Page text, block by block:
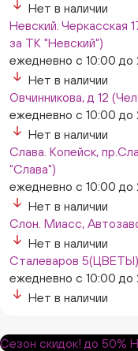
Нет в наличии
Невский. Черкасская
за ТК "Невский")
ежедневно с 10:00 до
Нет в наличии
Овчинникова, д 12
ежедневно с 10:00 до
Нет в наличии
Слава. Копейск,
"Слава")
ежедневно с 10:00 до
Нет в наличии
Слон. Миасс,
Нет в наличии
Сталеваров 5(ЦВЕТЫ)
ежедневно с 10:00 до
Нет в наличии
Сезон скидок! до 50%